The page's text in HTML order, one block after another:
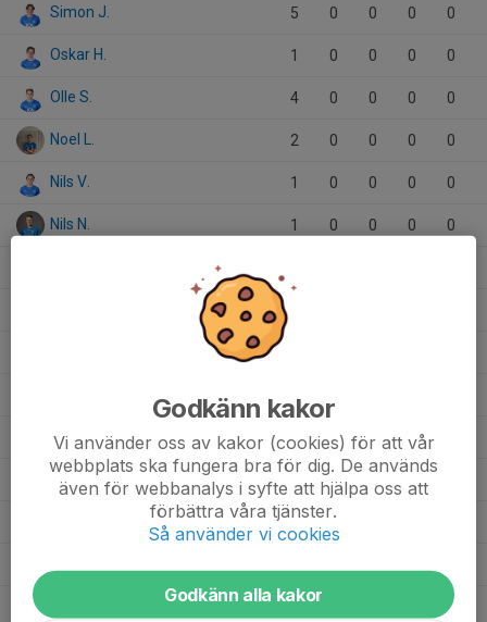
Simon J. 5 0 0 0 0
Oskar H. 1 0 0 0 0
Olle S. 4 0 0 0 0
Noel L. 2 0 0 0 0
Nils V. 1 0 0 0 0
Nils N. 1 0 0 0 0
Linus E. 3 0 0 0
Levis F. 0
10 0
6 0
Godkänn kakor
Vi använder oss av kakor (cookies) för att vår
webbplats ska fungera bra för dig. De används
även för webbanalys i syfte att hjälpa oss att
förbättra våra tjänster.
Så använder vi cookies
Godkänn alla kakor